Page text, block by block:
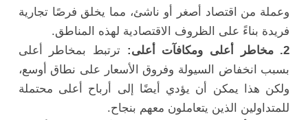
وعملة من اقتصاد أصغر أو ناشئ، مما يخلق فرصًا تجارية
فريدة بناءً على الظروف الاقتصادية لهذه المناطق.
2. مخاطر أعلى ومكافآت أعلى:
ترتبط بمخاطر أعلى
بسبب انخفاض السيولة وفروق الأسعار على نطاق أوسع،
ولكن هذا يمكن أن يؤدي أيضًا إلى أرباح أعلى محتملة
للمتداولين الذين يتعاملون معهم بنجاح.